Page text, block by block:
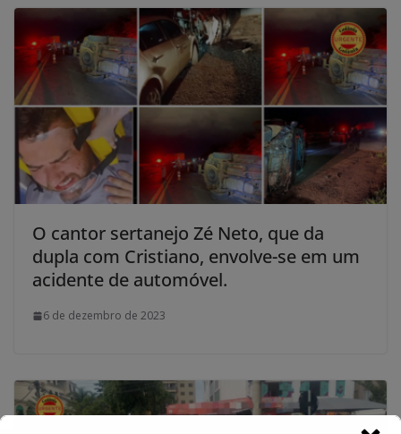
O cantor sertanejo Zé Neto, que da
dupla com Cristiano, envolve-se em um
acidente de automóvel.
6 de dezembro de 2023